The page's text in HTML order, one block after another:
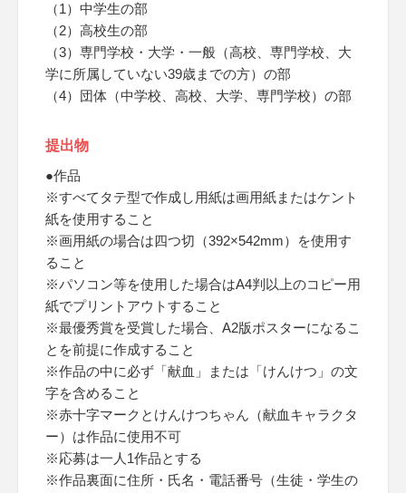
（1）中学生の部
（2）高校生の部
（3）専門学校・大学・一般（高校、専門学校、大
学に所属していない39歳までの方）の部
（4）団体（中学校、高校、大学、専門学校）の部
提出物
●作品
※すべてタテ型で作成し用紙は画用紙またはケント
紙を使用すること
※画用紙の場合は四つ切（392×542mm）を使用す
ること
※パソコン等を使用した場合はA4判以上のコピー用
紙でプリントアウトすること
※最優秀賞を受賞した場合、A2版ポスターになるこ
とを前提に作成すること
※作品の中に必ず「献血」または「けんけつ」の文
字を含めること
※赤十字マークとけんけつちゃん（献血キャラクタ
ー）は作品に使用不可
※応募は一人1作品とする
※作品裏面に住所・氏名・電話番号（生徒・学生の